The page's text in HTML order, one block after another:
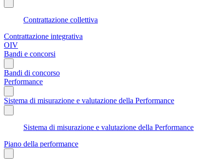
Contrattazione collettiva
Contrattazione integrativa
OIV
Bandi e concorsi
Bandi di concorso
Performance
Sistema di misurazione e valutazione della Performance
Sistema di misurazione e valutazione della Performance
Piano della performance